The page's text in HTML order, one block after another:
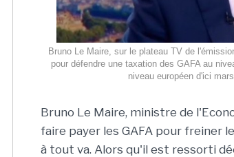
Bruno Le Maire, sur le plateau TV de
pour défendre une taxation des GAFA au
niveau européen d'ici
Bruno Le Maire, ministre de
faire payer les GAFA pour freiner
à tout va. Alors qu'il est ressorti